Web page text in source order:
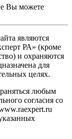
Вы можете
являются
РА» (кроме
и охраняются
для
целях.
любым
согласия со